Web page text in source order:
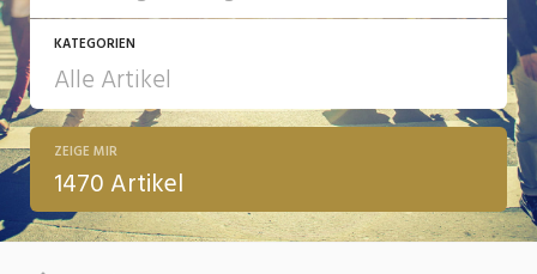
KATEGORIEN
13 Fragen - 13 Antworten
Arbeit
ZEIGE MIR
1470 Artikel